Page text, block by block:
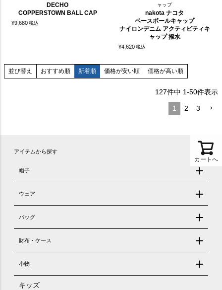
DECHO
COPPERSTOWN BALL CAP
¥9,680税込
ャップ
nakota ナコタ
ベースボールキャップ
ナイロンデニム アクティビティキ
ャップ 撥水
¥4,620税込
並び替え おすすめ順 新着順 価格が安い順 価格が高い順
127件中 1-50件表示
1 2 3
カートへ
アイテムから探す
帽子
ウェア
バッグ
財布・ケース
小物
キッズ